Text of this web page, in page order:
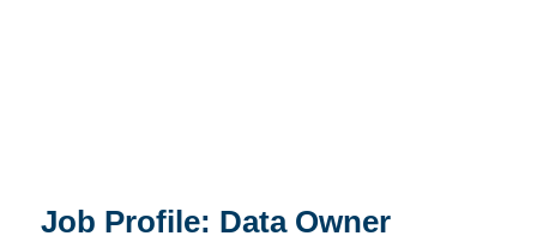
Job Profile: Data Owner